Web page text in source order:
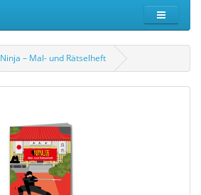
Ninja – Mal- und Rätselheft